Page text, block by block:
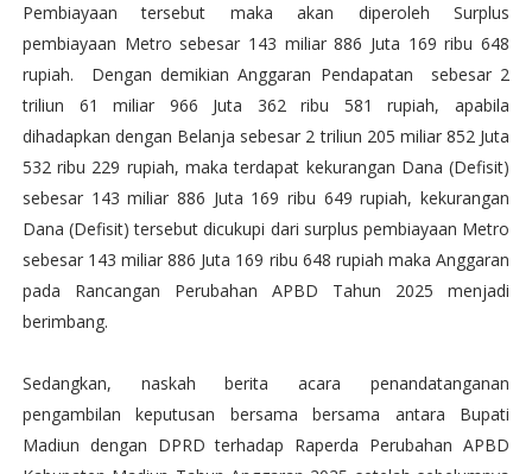
Pembiayaan tersebut maka akan diperoleh Surplus
pembiayaan Metro sebesar 143 miliar 886 Juta 169 ribu 648
rupiah. Dengan demikian Anggaran Pendapatan sebesar 2
triliun 61 miliar 966 Juta 362 ribu 581 rupiah, apabila
dihadapkan dengan Belanja sebesar 2 triliun 205 miliar 852 Juta
532 ribu 229 rupiah, maka terdapat kekurangan Dana (Defisit)
sebesar 143 miliar 886 Juta 169 ribu 649 rupiah, kekurangan
Dana (Defisit) tersebut dicukupi dari surplus pembiayaan Metro
sebesar 143 miliar 886 Juta 169 ribu 648 rupiah maka Anggaran
pada Rancangan Perubahan APBD Tahun 2025 menjadi
berimbang.
Sedangkan, naskah berita acara penandatanganan
pengambilan keputusan bersama bersama antara Bupati
Madiun dengan DPRD terhadap Raperda Perubahan APBD